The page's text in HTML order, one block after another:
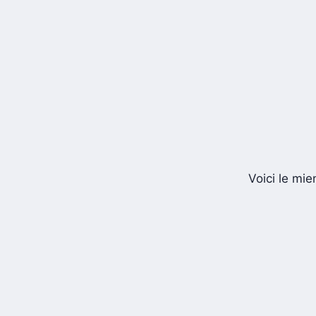
Voici le